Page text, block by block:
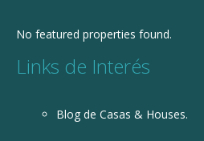
No featured properties found.
Links de Interés
Blog de Casas & Houses.